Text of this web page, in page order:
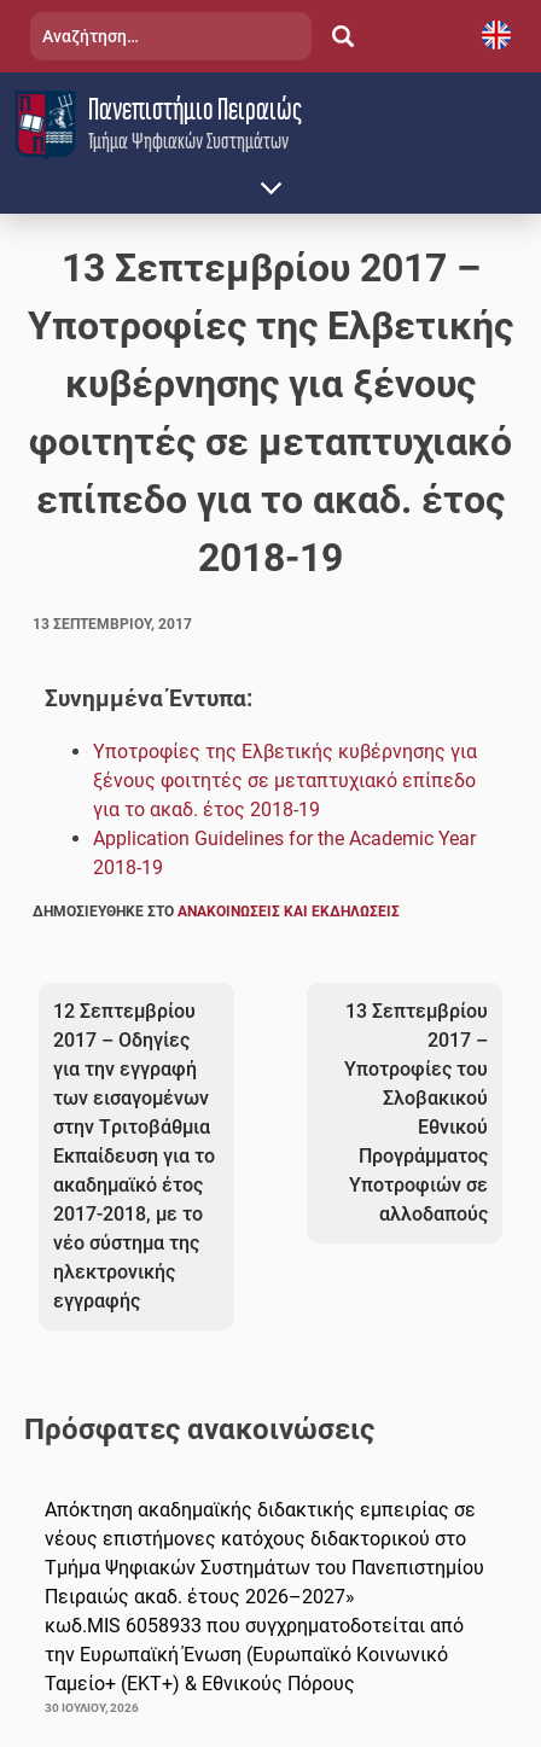
content
Τμήμα Ψηφιακών Συστημάτων
Πανεπιστήμιο Πειραιώς
Αναζήτηση
13 Σεπτεμβρίου 2017 –
Υποτροφίες της Ελβετικής
κυβέρνησης για ξένους
φοιτητές σε μεταπτυχιακό
επίπεδο για το ακαδ. έτος
2018-19
13 ΣΕΠΤΕΜΒΡΊΟΥ, 2017
Συνημμένα Έντυπα:
Υποτροφίες της Ελβετικής κυβέρνησης για
ξένους φοιτητές σε μεταπτυχιακό επίπεδο
για το ακαδ. έτος 2018-19
Application Guidelines for the Academic Year
2018-19
ΔΗΜΟΣΙΕΎΘΗΚΕ ΣΤΟΑΝΑΚΟΙΝΏΣΕΙΣ ΚΑΙ ΕΚΔΗΛΏΣΕΙΣ
άρθρων
12 Σεπτεμβρίου
2017 – Οδηγίες
για την εγγραφή
των εισαγομένων
στην Tριτοβάθμια
Eκπαίδευση για το
ακαδημαϊκό έτος
2017-2018, με το
νέο σύστημα της
ηλεκτρονικής
εγγραφής
13 Σεπτεμβρίου
2017 –
Υποτροφίες του
Σλοβακικού
Εθνικού
Προγράμματος
Υποτροφιών σε
αλλοδαπούς
Πρόσφατες ανακοινώσεις
Απόκτηση ακαδημαϊκής διδακτικής εμπειρίας σε
νέους επιστήμονες κατόχους διδακτορικού στο
Τμήμα Ψηφιακών Συστημάτων του Πανεπιστημίου
Πειραιώς ακαδ. έτους 2026–2027»
κωδ.MIS 6058933 που συγχρηματοδοτείται από
την Ευρωπαϊκή Ένωση (Ευρωπαϊκό Κοινωνικό
Ταμείο+ (ΕΚΤ+) & Εθνικούς Πόρους
30 ΙΟΥΛΊΟΥ, 2026